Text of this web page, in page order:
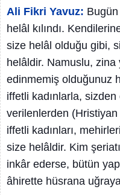
Ali Fikri Yavuz:
helâl kılındı.
size helâl olduğu gibi,
helâldir. Namuslu, zina
edinmemiş olduğunuz
iffetli kadınlarla,
verilenlerden
iffetli kadınları,
size helâldir. Kim
inkâr ederse, bütün
âhirette hüsrana